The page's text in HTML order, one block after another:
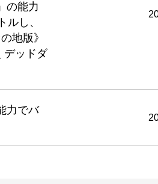
の能力
し、
地版》
デッドダ
力でバ